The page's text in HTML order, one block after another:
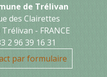
de Trélivan
des Clairettes
- FRANCE
2 96 39 16 31
par formulaire